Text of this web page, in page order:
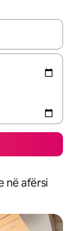
me butonat e
në afërsi